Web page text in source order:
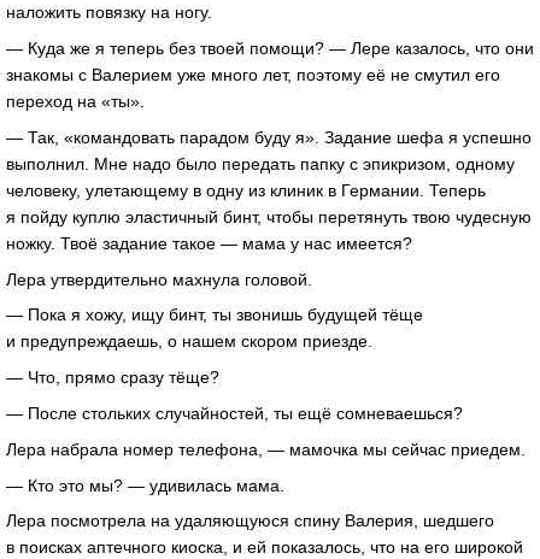
наложить повязку на ногу.
— Куда же я теперь без твоей помощи? — Лере казалось, что они
знакомы с Валерием уже много лет, поэтому её не смутил его
переход на «ты».
— Так, «командовать парадом буду я». Задание шефа я успешно
выполнил. Мне надо было передать папку с эпикризом, одному
человеку, улетающему в одну из клиник в Германии. Теперь
я пойду куплю эластичный бинт, чтобы перетянуть твою чудесную
ножку. Твоё задание такое — мама у нас имеется?
Лера утвердительно махнула головой.
— Пока я хожу, ищу бинт, ты звонишь будущей тёще
и предупреждаешь, о нашем скором приезде.
— Что, прямо сразу тёще?
— После стольких случайностей, ты ещё сомневаешься?
Лера набрала номер телефона, — мамочка мы сейчас приедем.
— Кто это мы? — удивилась мама.
Лера посмотрела на удаляющуюся спину Валерия, шедшего
в поисках аптечного киоска, и ей показалось, что на его широкой